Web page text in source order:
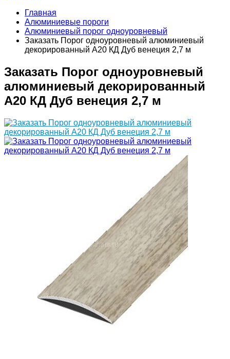
Главная
Алюминиевые пороги
Алюминиевый порог одноуровневый
Заказать Порог одноуровневый алюминиевый
декорированный А20 КД Дуб венеция 2,7 м
Заказать Порог одноуровневый
алюминиевый декорированный
А20 КД Дуб венеция 2,7 м